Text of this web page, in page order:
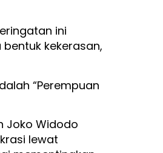
ini
kekerasan,
“Perempuan
Joko Widodo
lewat